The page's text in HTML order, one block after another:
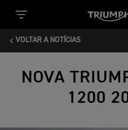
VOLTAR A NOTÍCIAS
NOVA
1200